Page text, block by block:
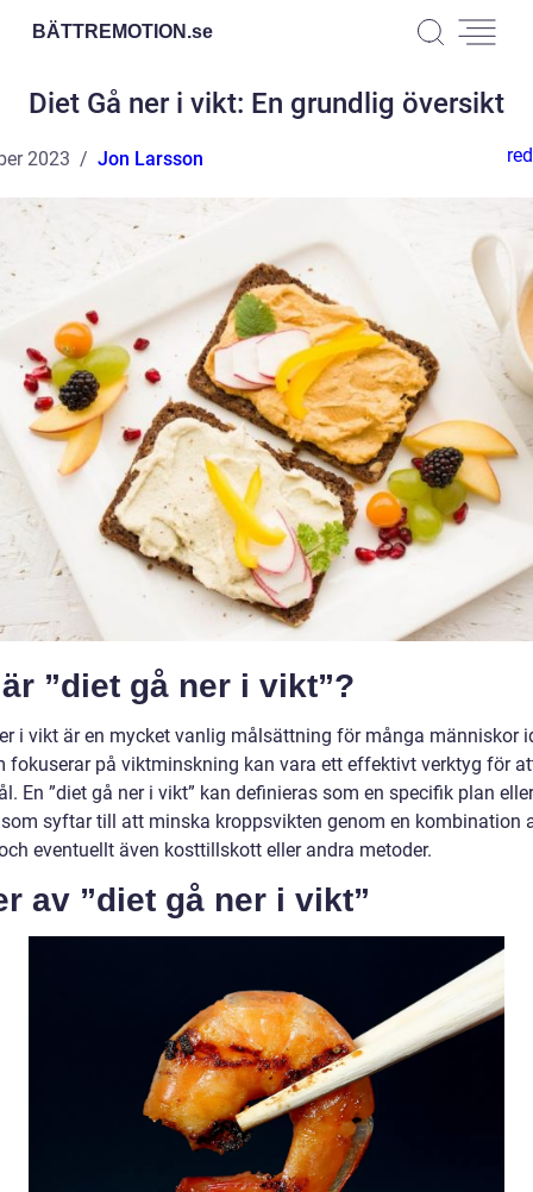
BÄTTREMOTION.se
Diet Gå ner i vikt: En grundlig översikt
2023 Jon Larsson
”diet gå ner i vikt”?
i vikt är en mycket vanlig målsättning för många människor
fokuserar på viktminskning kan vara ett effektivt verktyg för
En ”diet gå ner i vikt” kan definieras som en specifik plan eller
syftar till att minska kroppsvikten genom en kombination
eventuellt även kosttillskott eller andra metoder.
av ”diet gå ner i vikt”